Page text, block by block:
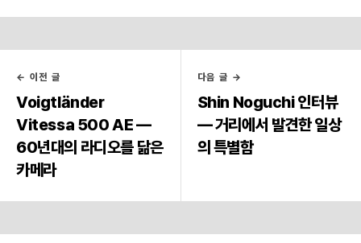
← 이전 글
Voigtländer
Vitessa 500 AE —
60년대의 라디오를 닮은
카메라
다음 글 →
Shin Noguchi 인터뷰
— 거리에서 발견한 일상
의 특별함